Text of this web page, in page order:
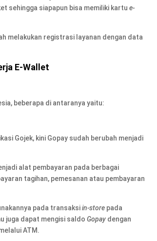
sehingga siapapun bisa memiliki kartue-
melakukan registrasi layanan dengan data
E-Wallet
beberapa di antaranya yaitu:
Gojek, kini Gopay sudah berubah menjadi
alat pembayaran pada berbagai
tagihan, pemesanan atau pembayaran
pada transaksiin-store pada
juga dapat mengisi saldoGopay dengan
ATM.